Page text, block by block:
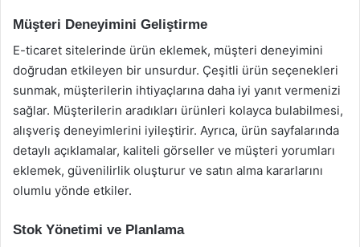
Müşteri Deneyimini Geliştirme
E-ticaret sitelerinde ürün eklemek, müşteri deneyimini
doğrudan etkileyen bir unsurdur. Çeşitli ürün seçenekleri
sunmak, müşterilerin ihtiyaçlarına daha iyi yanıt vermenizi
sağlar. Müşterilerin aradıkları ürünleri kolayca bulabilmesi,
alışveriş deneyimlerini iyileştirir. Ayrıca, ürün sayfalarında
detaylı açıklamalar, kaliteli görseller ve müşteri yorumları
eklemek, güvenilirlik oluşturur ve satın alma kararlarını
olumlu yönde etkiler.
Stok Yönetimi ve Planlama